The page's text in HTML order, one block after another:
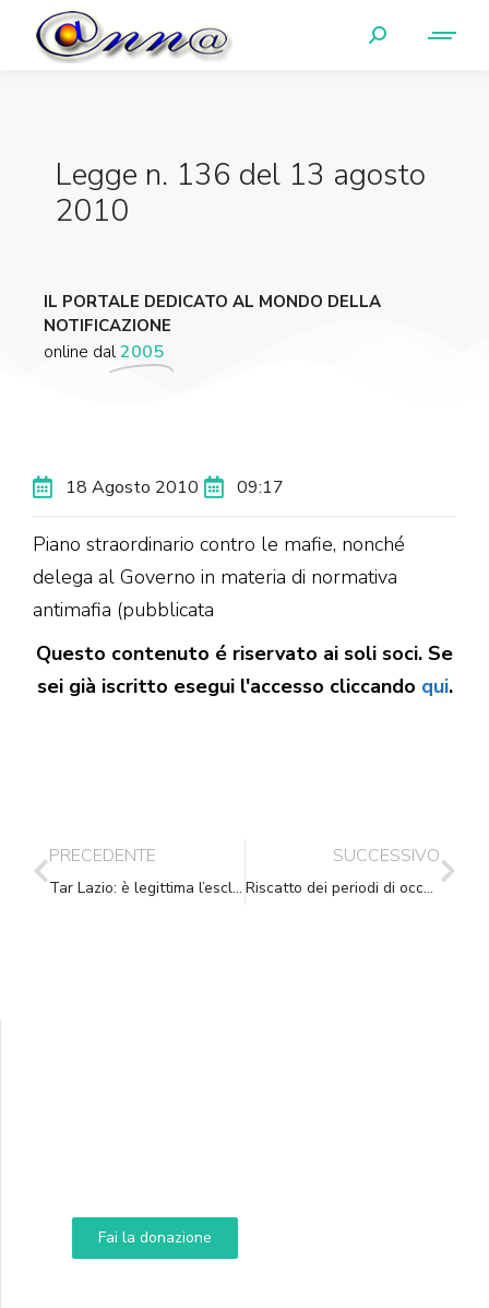
Legge n. 136 del 13 agosto
2010
IL PORTALE DEDICATO AL MONDO DELLA
NOTIFICAZIONE
online dal2005
18 Agosto 2010 09:17
Piano straordinario contro le mafie, nonché
delega al Governo in materia di normativa
antimafia (pubblicata
Questo contenuto é riservato ai soli soci. Se
sei già iscritto esegui l'accesso cliccando qui.
PRECEDENTE
Tar Lazio: è legittima l’esclusione dei precari della P.A. dai concorsi interni riservati al personale a tempo indeterminato
SUCCESSIVO
Riscatto dei periodi di occupazione in lavori socialmente utili (LSU) ai fini della misura della pensione.
Fai la donazione